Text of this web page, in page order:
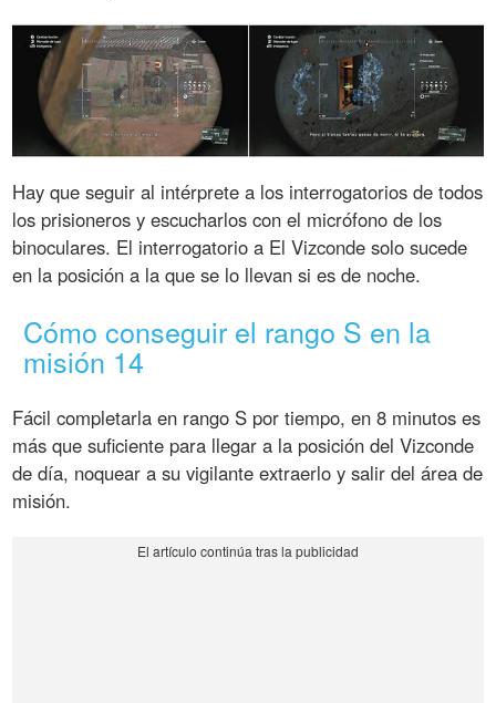
Hay que seguir al intérprete a los interrogatorios de todos
los prisioneros y escucharlos con el micrófono de los
binoculares. El interrogatorio a El Vizconde solo sucede
en la posición a la que se lo llevan si es de noche.
Cómo conseguir el rango S en la
misión 14
Fácil completarla en rango S por tiempo, en 8 minutos es
más que suficiente para llegar a la posición del Vizconde
de día, noquear a su vigilante extraerlo y salir del área de
misión.